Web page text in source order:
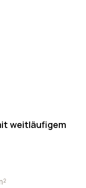
weitläufigem